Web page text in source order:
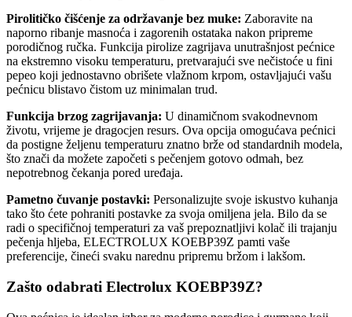
Pirolitičko čišćenje za održavanje bez muke: Zaboravite na
naporno ribanje masnoća i zagorenih ostataka nakon pripreme
porodičnog ručka. Funkcija pirolize zagrijava unutrašnjost pećnice
na ekstremno visoku temperaturu, pretvarajući sve nečistoće u fini
pepeo koji jednostavno obrišete vlažnom krpom, ostavljajući vašu
pećnicu blistavo čistom uz minimalan trud.
Funkcija brzog zagrijavanja: U dinamičnom svakodnevnom
životu, vrijeme je dragocjen resurs. Ova opcija omogućava pećnici
da postigne željenu temperaturu znatno brže od standardnih modela,
što znači da možete započeti s pečenjem gotovo odmah, bez
nepotrebnog čekanja pored uređaja.
Pametno čuvanje postavki: Personalizujte svoje iskustvo kuhanja
tako što ćete pohraniti postavke za svoja omiljena jela. Bilo da se
radi o specifičnoj temperaturi za vaš prepoznatljivi kolač ili trajanju
pečenja hljeba, ELECTROLUX KOEBP39Z pamti vaše
preferencije, čineći svaku narednu pripremu bržom i lakšom.
Zašto odabrati Electrolux KOEBP39Z?